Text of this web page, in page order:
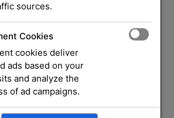
/Tonerkassetter / Opal 250G
sources.
Cookies
cookies deliver
ads based on your
and analyze the
of ad campaigns.